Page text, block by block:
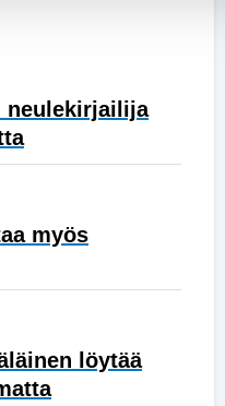
neulekirjailija
myös
löytää